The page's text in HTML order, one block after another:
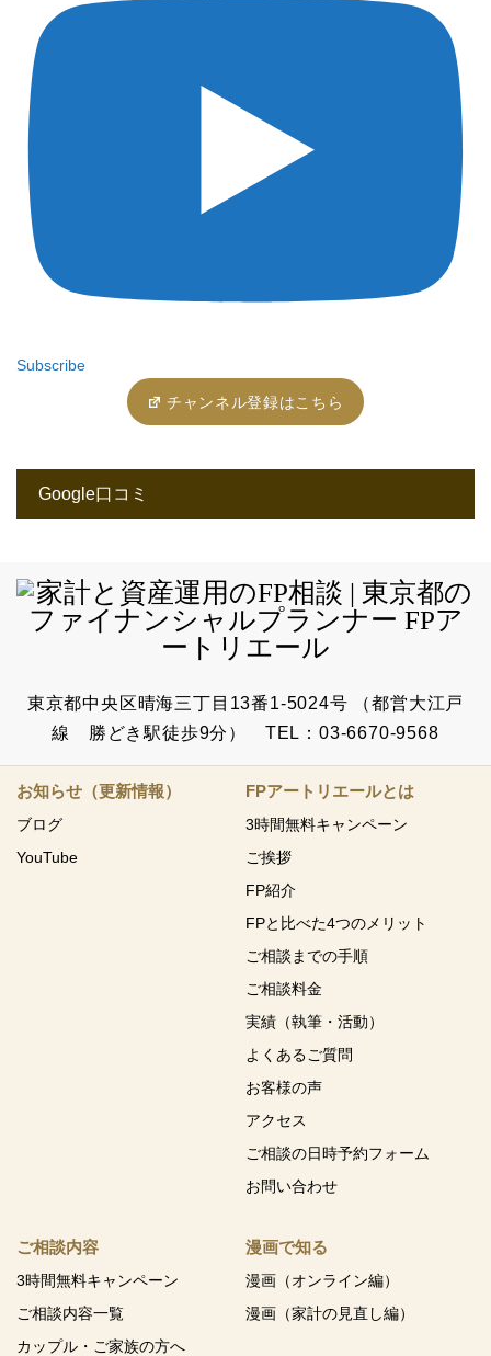
Subscribe
チャンネル登録はこちら
Google口コミ
東京都中央区晴海三丁目13番1-5024号 （都営大江戸
線 勝どき駅徒歩9分） TEL：03-6670-9568
お知らせ（更新情報）
ブログ
YouTube
FPアートリエールとは
3時間無料キャンペーン
ご挨拶
FP紹介
FPと比べた4つのメリット
ご相談までの手順
ご相談料金
実績（執筆・活動）
よくあるご質問
お客様の声
アクセス
ご相談の日時予約フォーム
お問い合わせ
ご相談内容
3時間無料キャンペーン
ご相談内容一覧
カップル・ご家族の方へ
漫画で知る
漫画（オンライン編）
漫画（家計の見直し編）